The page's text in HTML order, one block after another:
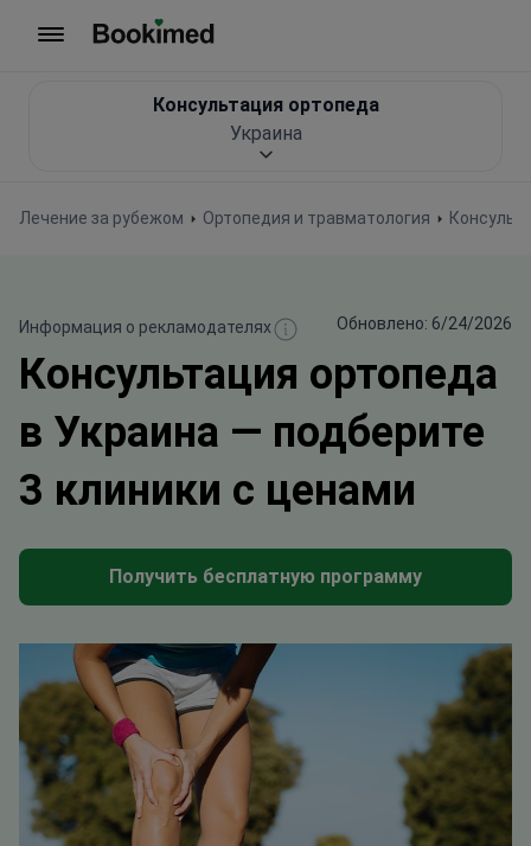
Лечение за рубежом Ортопедия и травматология
Консультация ортопеда
Украина
Информация о рекламодателях Обновлено: 6/24/2026
Консультация ортопеда
в Украина — подберите
3 клиники с ценами
Получить бесплатную программу